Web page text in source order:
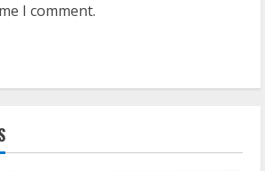
I comment.